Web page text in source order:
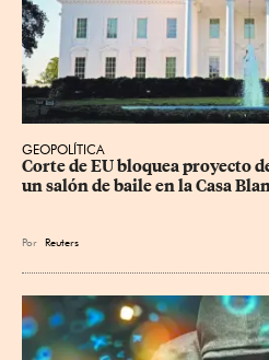
GEOPOLÍTICA
Corte de EU bloquea proyecto
un salón de baile en la Casa
Por Reuters